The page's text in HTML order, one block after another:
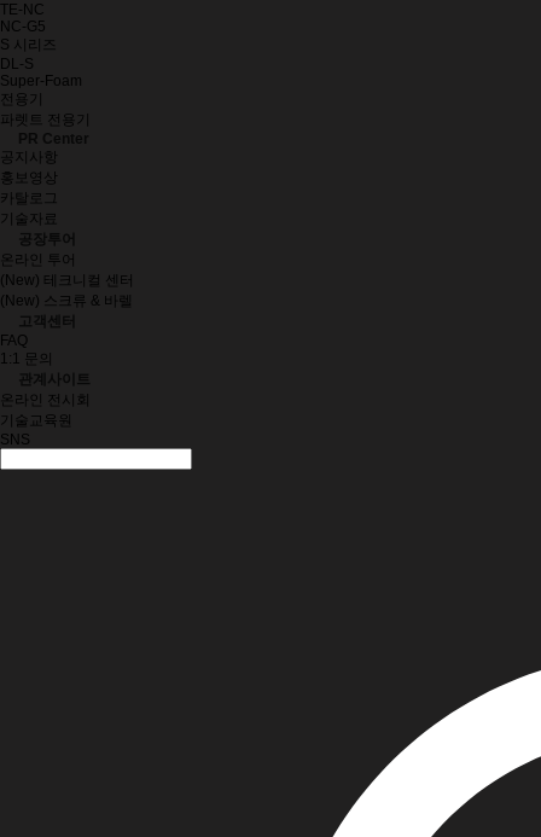
TE-NC
NC-G5
S 시리즈
DL-S
Super-Foam
전용기
파렛트 전용기
PR Center
공지사항
홍보영상
카탈로그
기술자료
공장투어
온라인 투어
(New) 테크니컬 센터
(New) 스크류 & 바렐
고객센터
FAQ
1:1 문의
관계사이트
온라인 전시회
기술교육원
SNS